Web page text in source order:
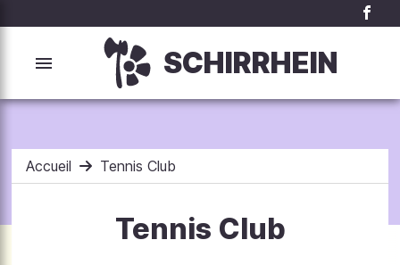
SCHIRRHEIN
Accueil Tennis Club
Tennis Club